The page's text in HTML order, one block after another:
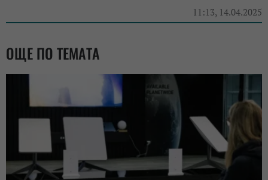
11:13, 14.04.2025
ОЩЕ ПО ТЕМАТА